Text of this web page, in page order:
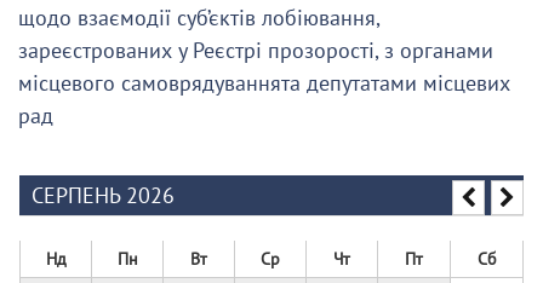
щодо взаємодії суб’єктів лобіювання,
зареєстрованих у Реєстрі прозорості, з органами
місцевого самоврядуваннята депутатами місцевих
рад
СЕРПЕНЬ 2026
Нд Пн Вт Ср Чт Пт Сб